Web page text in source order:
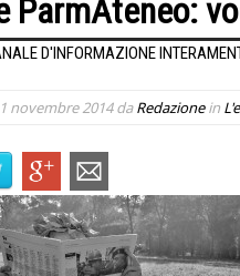
ParmAteneo:
D'INFORMAZIONE
1 novembre 2014daRedazionein